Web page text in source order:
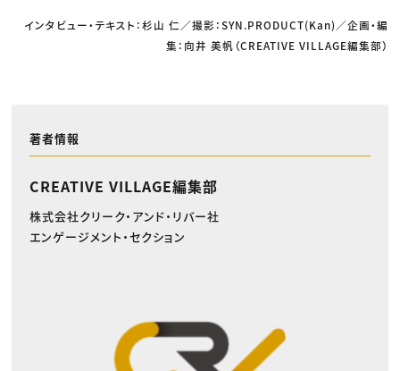
インタビュー・テキスト：杉山 仁／撮影：SYN.PRODUCT(Kan)／企画・編
集：向井 美帆（CREATIVE VILLAGE編集部）
著者情報
CREATIVE VILLAGE編集部
株式会社クリーク・アンド・リバー社
エンゲージメント・セクション